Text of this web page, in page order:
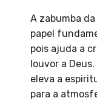
A zabumba
papel
pois ajuda a
louvor a
eleva a
para a